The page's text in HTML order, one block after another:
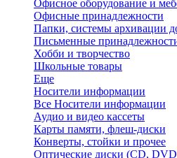
Офисное оборудование и
Офисные принадлежности
Папки, системы архивации
Письменные
Хобби и творчество
Школьные товары
Еще
Носители информации
Все Носители информации
Аудио и видео кассеты
Карты памяти, флеш-диски
Конверты, стойки и прочее
Оптические диски (CD,